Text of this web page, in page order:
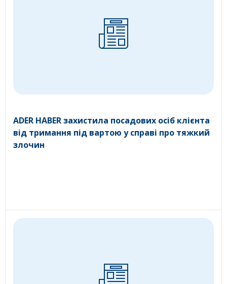
ADER HABER захистила посадових осіб клієнта
від тримання під вартою у справі про тяжкий
злочин